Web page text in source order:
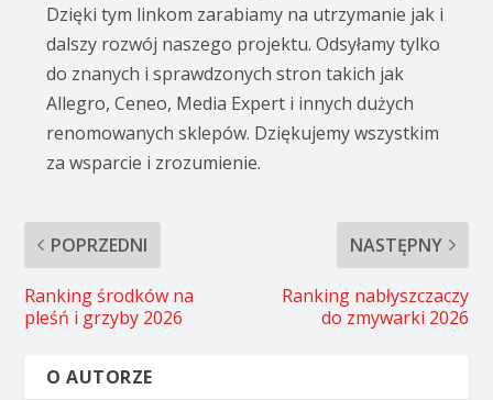
Dzięki tym linkom zarabiamy na utrzymanie jak i
dalszy rozwój naszego projektu. Odsyłamy tylko
do znanych i sprawdzonych stron takich jak
Allegro, Ceneo, Media Expert i innych dużych
renomowanych sklepów. Dziękujemy wszystkim
za wsparcie i zrozumienie.
POPRZEDNI
Ranking środków na
pleśń i grzyby 2026
NASTĘPNY
Ranking nabłyszczaczy
do zmywarki 2026
O AUTORZE